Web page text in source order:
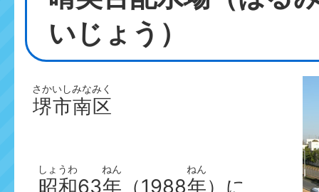
いじょう）
堺市南区
さかいしみなみく
昭和
しょうわ
63年
ねん
（1988年
ねん
）に